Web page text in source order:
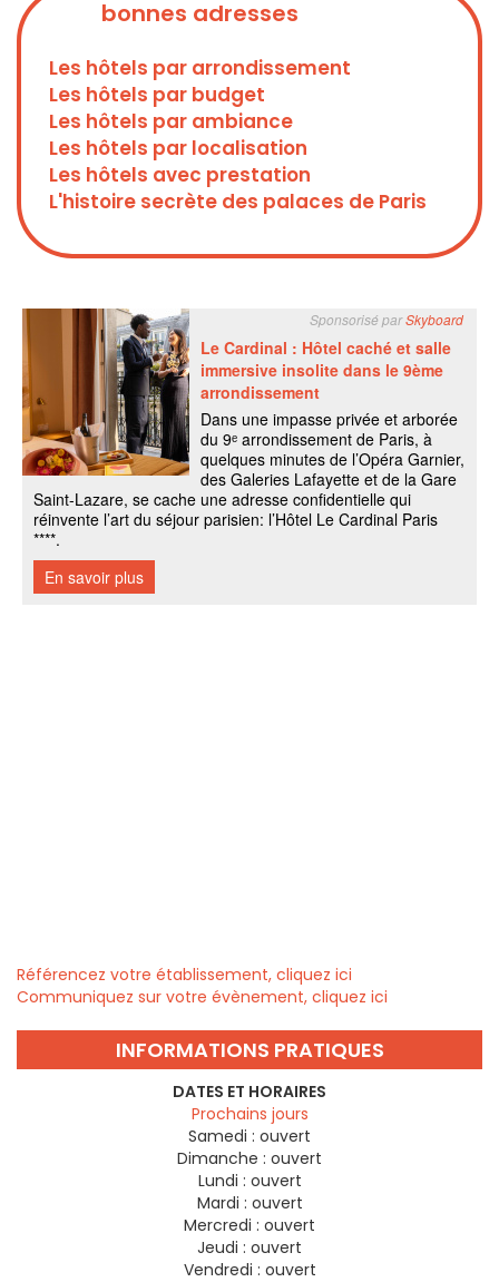
bonnes adresses
Les hôtels par arrondissement
Les hôtels par budget
Les hôtels par ambiance
Les hôtels par localisation
Les hôtels avec prestation
L'histoire secrète des palaces de Paris
Référencez votre établissement, cliquez ici
Communiquez sur votre évènement, cliquez ici
INFORMATIONS PRATIQUES
DATES ET HORAIRES
Prochains jours
Samedi : ouvert
Dimanche : ouvert
Lundi : ouvert
Mardi : ouvert
Mercredi : ouvert
Jeudi : ouvert
Vendredi : ouvert